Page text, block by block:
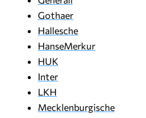
Gothaer
Hallesche
HanseMerkur
HUK
Inter
LKH
Mecklenburgische